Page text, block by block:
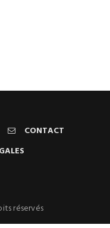
CONTACT
réservés